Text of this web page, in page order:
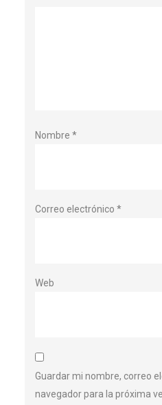
Nombre *
Correo electrónico *
Web
Guardar mi nombre, correo
navegador para la próxima